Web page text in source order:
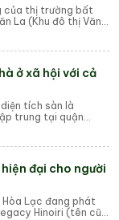
của thị trường bất
Văn
ở xã hội với cả
tích sàn là
trung tại quận
đại cho người
Lạc đang phát
Hinoiri (tên cũ